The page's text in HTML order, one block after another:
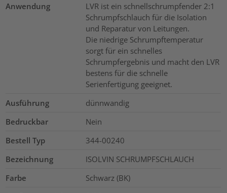
Anwendung
LVR ist ein schnellschrumpfender 2:1
Schrumpfschlauch für die Isolation
und Reparatur von Leitungen.
Die niedrige Schrumpftemperatur
sorgt für ein schnelles
Schrumpfergebnis und macht den LVR
bestens für die schnelle
Serienfertigung geeignet.
Ausführung
dünnwandig
Bedruckbar
Nein
Bestell Typ
344-00240
Bezeichnung
ISOLVIN SCHRUMPFSCHLAUCH
Farbe
Schwarz (BK)